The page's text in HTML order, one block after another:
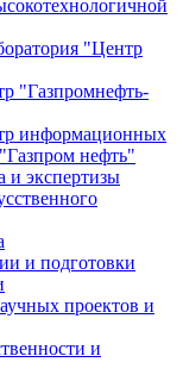
"Центр
"Газпромнефть-
информационных
нефть"
и экспертизы
и подготовки
проектов и
и